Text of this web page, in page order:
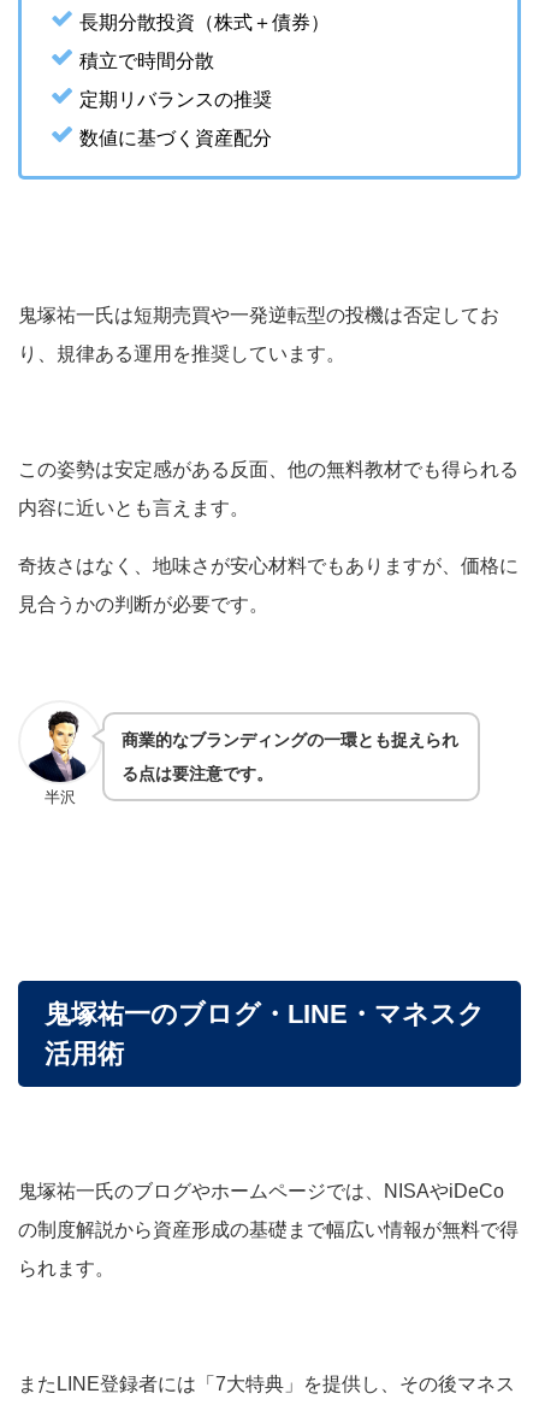
長期分散投資（株式＋債券）
積立で時間分散
定期リバランスの推奨
数値に基づく資産配分
鬼塚祐一氏は短期売買や一発逆転型の投機は否定してお
り、規律ある運用を推奨しています。
この姿勢は安定感がある反面、他の無料教材でも得られる
内容に近いとも言えます。
奇抜さはなく、地味さが安心材料でもありますが、価格に
見合うかの判断が必要です。
半沢
商業的なブランディングの一環とも捉えられ
る点は要注意です。
鬼塚祐一のブログ・LINE・マネスク
活用術
鬼塚祐一氏のブログやホームページでは、NISAやiDeCo
の制度解説から資産形成の基礎まで幅広い情報が無料で得
られます。
またLINE登録者には「7大特典」を提供し、その後マネス